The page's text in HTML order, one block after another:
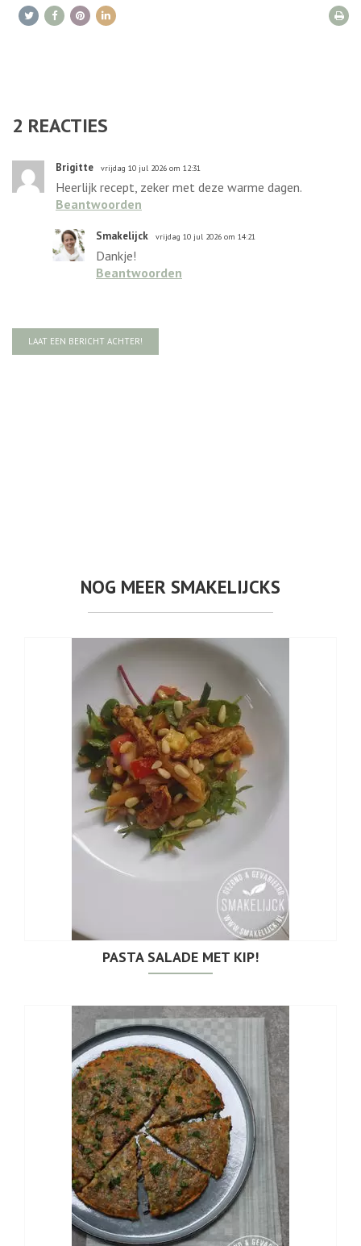
2 REACTIES
Brigitte vrijdag 10 jul 2026 om 12:31
Heerlijk recept, zeker met deze warme dagen.
Beantwoorden
Smakelijck vrijdag 10 jul 2026 om 14:21
Dankje!
Beantwoorden
LAAT EEN BERICHT ACHTER!
NOG MEER SMAKELIJCKS
PASTA SALADE MET KIP!